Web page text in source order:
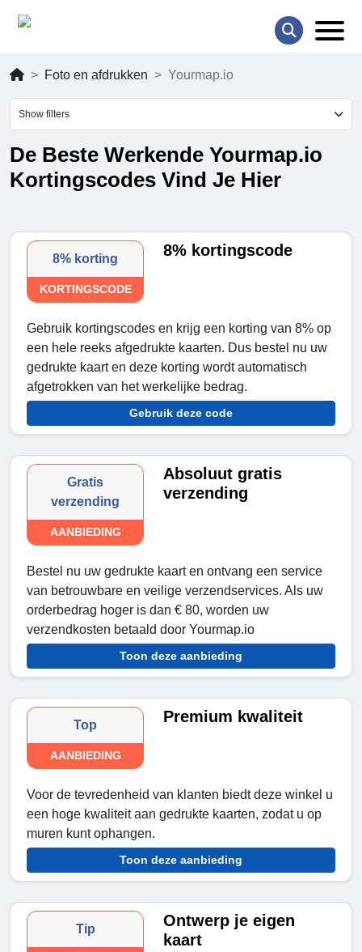
Foto en afdrukken Yourmap.io
Show filters
De Beste Werkende Yourmap.io
Kortingscodes Vind Je Hier
8% korting
KORTINGSCODE
8% kortingscode
Gebruik kortingscodes en krijg een korting van 8% op
een hele reeks afgedrukte kaarten. Dus bestel nu uw
gedrukte kaart en deze korting wordt automatisch
afgetrokken van het werkelijke bedrag.
Gebruik deze code
Gratis
verzending
AANBIEDING
Absoluut gratis
verzending
Bestel nu uw gedrukte kaart en ontvang een service
van betrouwbare en veilige verzendservices. Als uw
orderbedrag hoger is dan € 80, worden uw
verzendkosten betaald door Yourmap.io
Toon deze aanbieding
Top
AANBIEDING
Premium kwaliteit
Voor de tevredenheid van klanten biedt deze winkel u
een hoge kwaliteit aan gedrukte kaarten, zodat u op
muren kunt ophangen.
Toon deze aanbieding
Tip
Ontwerp je eigen
kaart